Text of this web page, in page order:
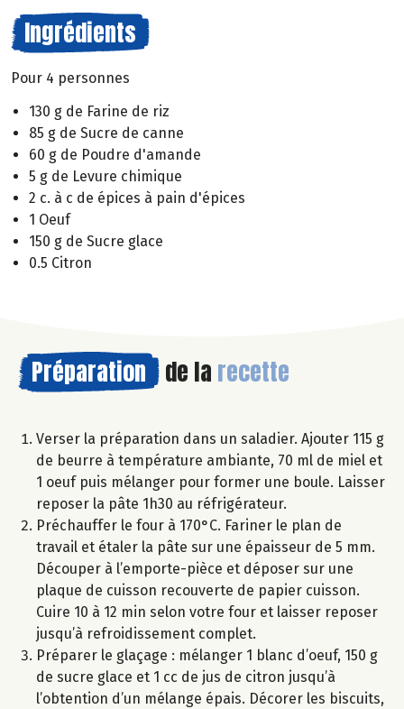
Ingrédients
Pour 4 personnes
130 g de Farine de riz
85 g de Sucre de canne
60 g de Poudre d'amande
5 g de Levure chimique
2 c. à c de épices à pain d'épices
1 Oeuf
150 g de Sucre glace
0.5 Citron
Préparation de la recette
Verser la préparation dans un saladier. Ajouter 115 g
de beurre à température ambiante, 70 ml de miel et
1 oeuf puis mélanger pour former une boule. Laisser
reposer la pâte 1h30 au réfrigérateur.
Préchauffer le four à 170°C. Fariner le plan de
travail et étaler la pâte sur une épaisseur de 5 mm.
Découper à l’emporte-pièce et déposer sur une
plaque de cuisson recouverte de papier cuisson.
Cuire 10 à 12 min selon votre four et laisser reposer
jusqu’à refroidissement complet.
Préparer le glaçage : mélanger 1 blanc d’oeuf, 150 g
de sucre glace et 1 cc de jus de citron jusqu’à
l’obtention d’un mélange épais. Décorer les biscuits,